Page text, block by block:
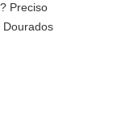
Preciso
Dourados